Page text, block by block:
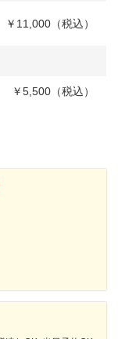
￥11,000（税込）
￥5,500（税込）